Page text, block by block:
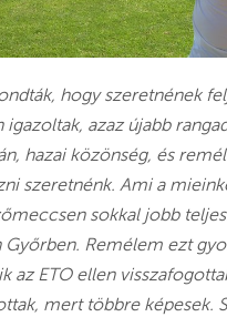
hogy szeretnének
azaz újabb
hazai közönség, és
szeretnénk. Ami a
sokkal jobb
Remélem ezt
az ETO ellen
mert többre képesek.